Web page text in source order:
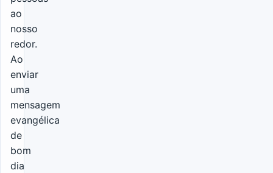
ao
nosso
redor.
Ao
enviar
uma
mensagem
evangélica
de
bom
dia